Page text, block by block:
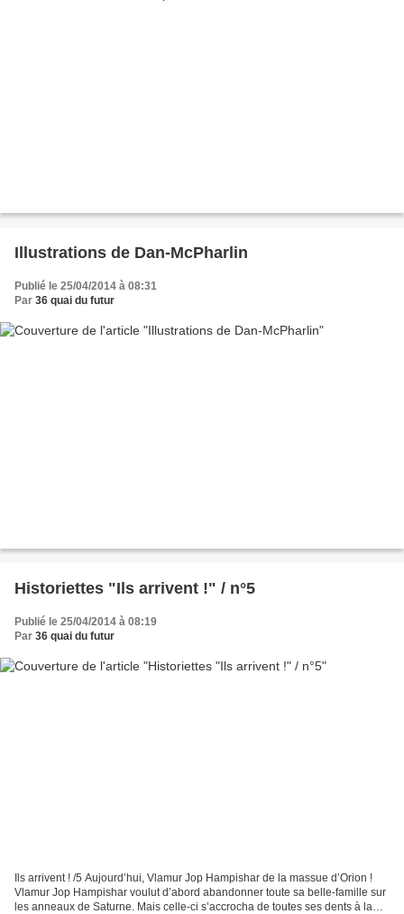
Illustrations de Dan-McPharlin
Publié le 25/04/2014 à 08:31
Par 36 quai du futur
Historiettes "Ils arrivent !" / n°5
Publié le 25/04/2014 à 08:19
Par 36 quai du futur
Ils arrivent ! /5 Aujourd’hui, Vlamur Jop Hampishar de la massue d’Orion !
Vlamur Jop Hampishar voulut d’abord abandonner toute sa belle-famille sur
les anneaux de Saturne. Mais celle-ci s’accrocha de toutes ses dents à la